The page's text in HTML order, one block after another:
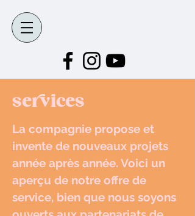
services
La compagnie propose et
invente de nouveaux projets
année après année. Voici un
aperçu de notre offre de
service, bien que nous soyons